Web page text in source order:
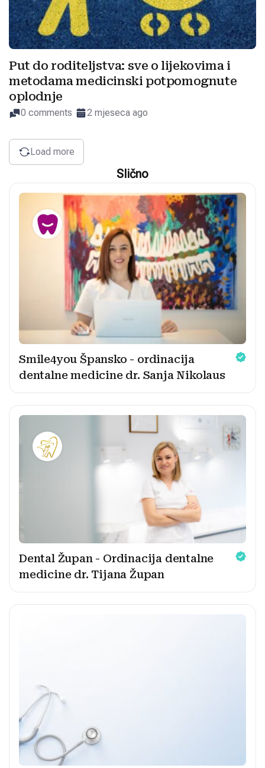
Put do roditeljstva: sve o lijekovima i
metodama medicinski potpomognute
oplodnje
0 comments 2 mjeseca ago
Load more
Slično
Smile4you Špansko - ordinacija
dentalne medicine dr. Sanja Nikolaus
Dental Župan - Ordinacija dentalne
medicine dr. Tijana Župan